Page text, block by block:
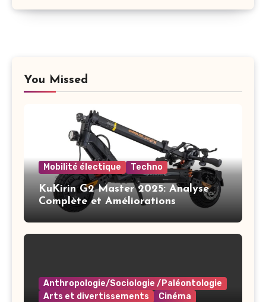
You Missed
Mobilité électique Techno
KuKirin G2 Master 2025: Analyse
Complète et Améliorations
Anthropologie/Sociologie /Paléontologie
Arts et divertissements
Cinéma